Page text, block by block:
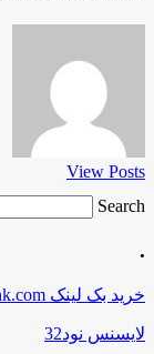
View Posts
Search …
.
خرید بک لینک behtarinbacklink.com
لایسنس نود32